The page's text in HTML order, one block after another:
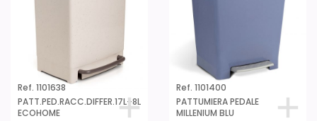
Ref. 1101638
PATT.PED.RACC.DIFFER.17L+8L
ECOHOME
Ref. 1101400
PATTUMIERA PEDALE
MILLENIUM BLU